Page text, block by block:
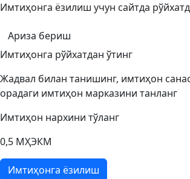
Имтиҳонга ёзилиш учун сайтда
Ариза бериш
Имтиҳонга рўйхатдан ўтинг
Жадвал билан танишинг, имтиҳон
орадаги имтиҳон марказини танланг
Имтиҳон нархини тўланг
0,5 МҲЭКМ
Имтиҳонга ёзилиш